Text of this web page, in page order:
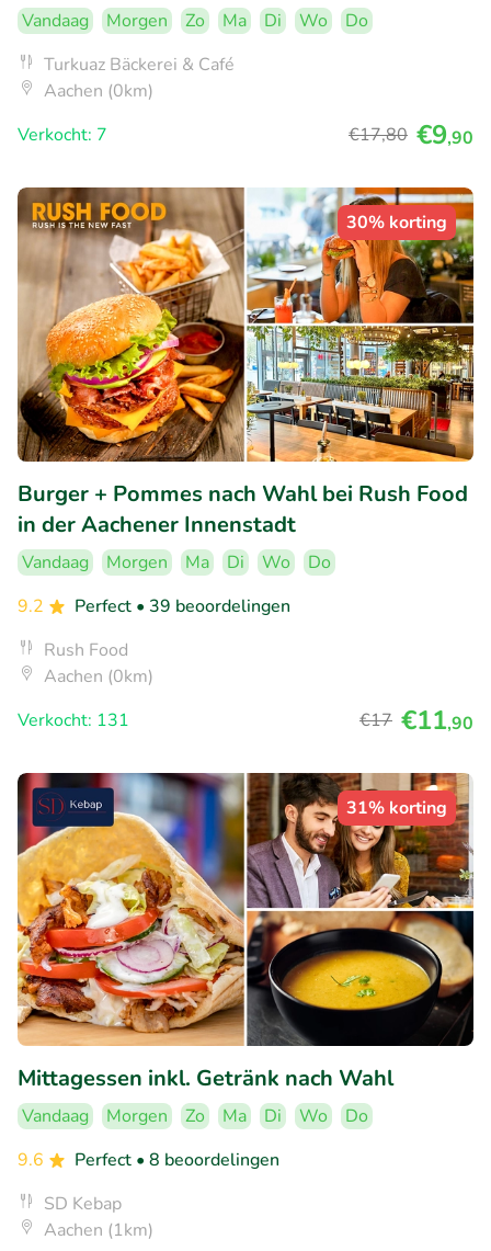
Vandaag Morgen Zo Ma Di Wo
Do
Turkuaz Bäckerei & Café
Aachen (0km)
Verkocht: 7
€17,80 €9,90
30% korting
Burger + Pommes nach Wahl bei Rush Food
in der Aachener Innenstadt
Vandaag Morgen Ma Di Wo
Do
9.2
Perfect • 39 beoordelingen
Rush Food
Aachen (0km)
Verkocht: 131
€17 €11,90
31% korting
Mittagessen inkl. Getränk nach Wahl
Vandaag Morgen Zo Ma Di Wo
Do
9.6
Perfect • 8 beoordelingen
SD Kebap
Aachen (1km)